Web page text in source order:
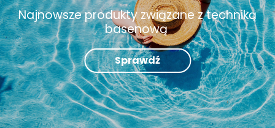
Najnowsze produkty związane z techniką
basenową
Sprawdź